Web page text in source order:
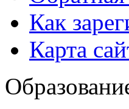
Как
Карта